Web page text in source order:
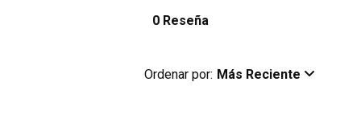
0 Reseña
Ordenar por: Más Reciente